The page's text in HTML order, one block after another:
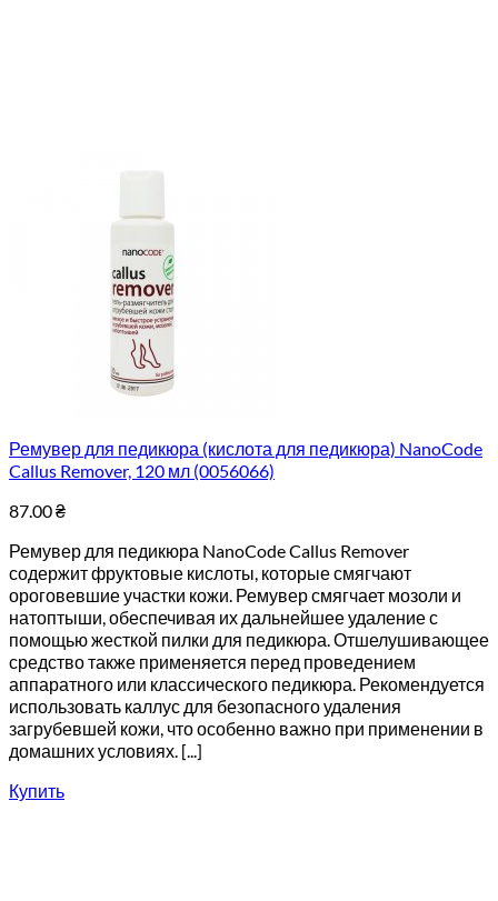
Ремувер для педикюра (кислота для педикюра) NanoCode
Callus Remover, 120 мл (0056066)
87.00₴
Ремувер для педикюра NanoCode Callus Remover
содержит фруктовые кислоты, которые смягчают
ороговевшие участки кожи. Ремувер смягчает мозоли и
натоптыши, обеспечивая их дальнейшее удаление с
помощью жесткой пилки для педикюра. Отшелушивающее
средство также применяется перед проведением
аппаратного или классического педикюра. Рекомендуется
использовать каллус для безопасного удаления
загрубевшей кожи, что особенно важно при применении в
домашних условиях. [...]
Купить